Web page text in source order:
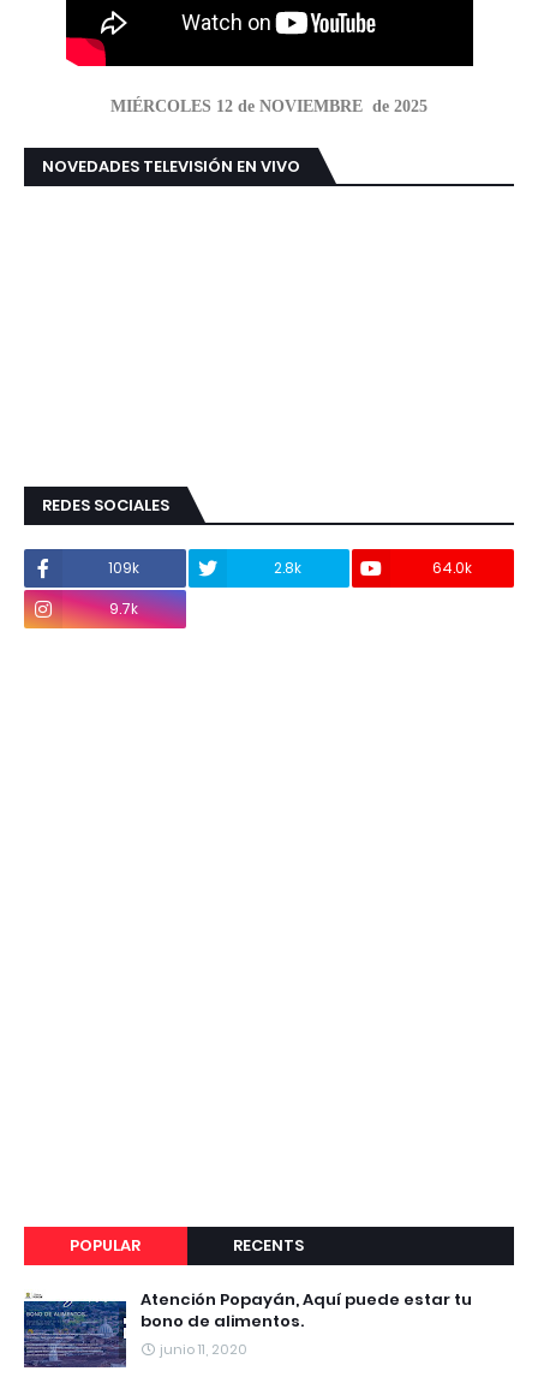
MIÉRCOLES 12 de NOVIEMBRE de 2025
NOVEDADES TELEVISIÓN EN VIVO
REDES SOCIALES
109k 2.8k
64.0k
9.7k
POPULAR RECENTS
Atención Popayán, Aquí puede estar tu
bono de alimentos.
junio 11, 2020